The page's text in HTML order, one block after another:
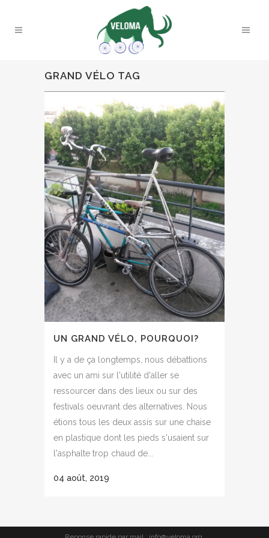
GRAND VÉLO TAG
UN GRAND VÉLO, POURQUOI?
Il y a de ça longtemps, nous débattions
avec un ami sur l'utilité d'aller se
ressourcer dans des lieux ou sur des
festivals oeuvrant des alternatives. Nous
étions tous les deux assis sur une chaise
en plastique dont les pieds s'usaient sur
l'asphalte trop chaud de...
04 août, 2019